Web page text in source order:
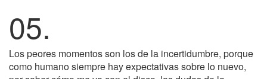
05.
Los peores momentos son los de la incertidumbre, porque
como humano siempre hay expectativas sobre lo nuevo,